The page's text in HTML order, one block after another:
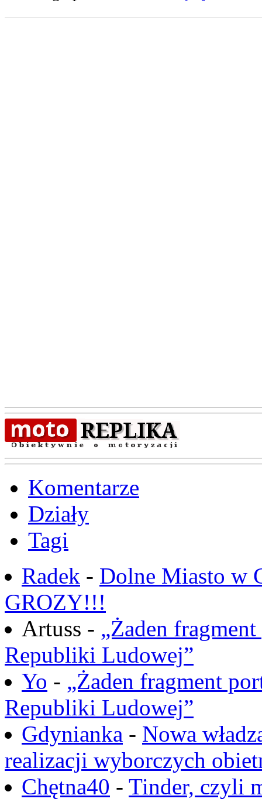
Komentarze
Działy
Tagi
Radek - Dolne Miasto w
GROZY!!!
Artuss - „Żaden
Republiki Ludowej”
Yo - „Żaden fragment
Republiki Ludowej”
Gdynianka - Nowa
realizacji wyborczych
Chętna40 - Tinder, czyli